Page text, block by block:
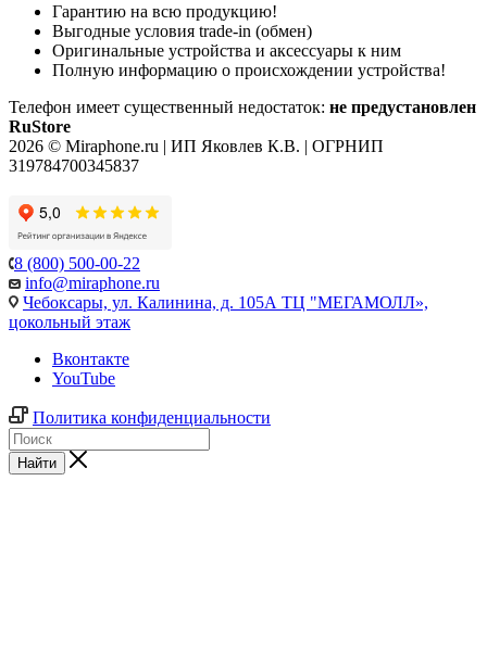
Гарантию на всю продукцию!
Выгодные условия trade-in (обмен)
Оригинальные устройства и аксессуары к ним
Полную информацию о происхождении устройства!
Телефон имеет существенный недостаток: не предустановлен
RuStore
2026 © Miraphone.ru | ИП Яковлев К.В. | ОГРНИП
319784700345837
8 (800) 500-00-22
info@miraphone.ru
Чебоксары, ул. Калинина, д. 105А ТЦ "МЕГАМОЛЛ»,
цокольный этаж
Вконтакте
YouTube
Политика конфиденциальности
Найти